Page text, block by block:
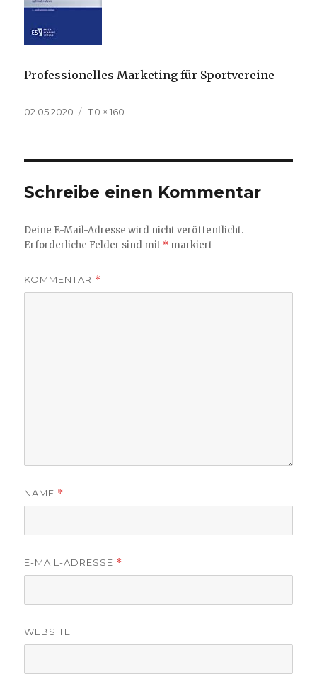
Professionelles Marketing für Sportvereine
Veröffentlicht
02.05.2020
Volle
110 × 160
Schreibe einen Kommentar
Deine E-Mail-Adresse wird nicht veröffentlicht.
Erforderliche Felder sind mit * markiert
KOMMENTAR *
NAME *
E-MAIL-ADRESSE *
WEBSITE